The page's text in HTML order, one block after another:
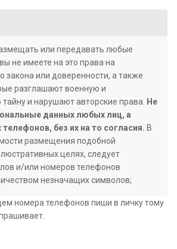
или передавать любые
не имеете на это права на
закона или доверенности, а также
разглашают военную и
и нарушают авторские права.
Не
данных любых лиц, а
без их на то согласия. В
размещения подобной
целях, следует
и/или номеров телефонов
незначащих символов;
номера телефонов пиши в личку тому